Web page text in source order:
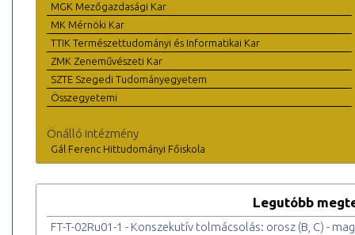
MGK Mezőgazdasági Kar
MK Mérnöki Kar
TTIK Természettudományi és Informatikai Kar
ZMK Zeneművészeti Kar
SZTE Szegedi Tudományegyetem
Összegyetemi
Önálló intézmény
Gál Ferenc Hittudományi Főiskola
Legutóbb
FT-T-02Ru01-1 - Konszekutív tolmácsolás: orosz (B, C) -